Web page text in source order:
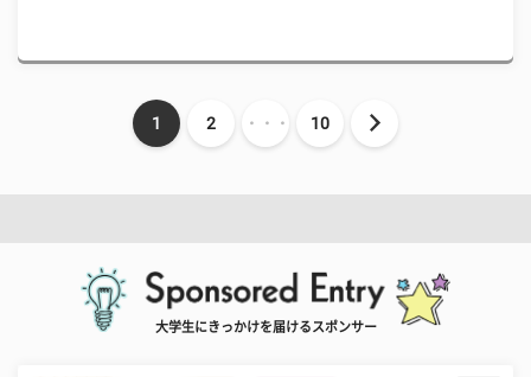
1 2 ・・・ 10
大学生にきっかけを届けるスポンサー